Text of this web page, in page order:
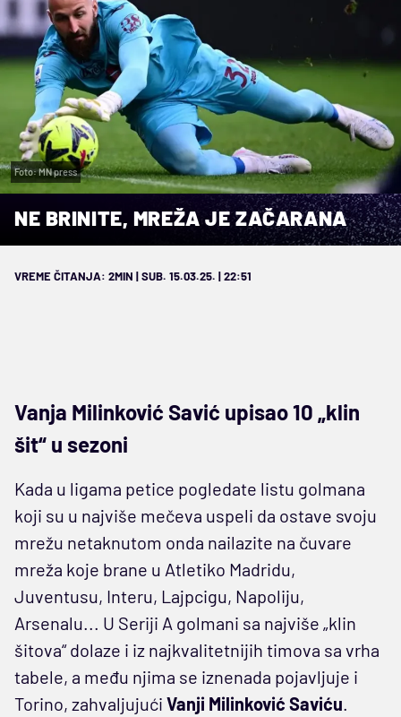
Foto: MN press
NE BRINITE, MREŽA JE ZAČARANA
VREME ČITANJA: 2MIN | SUB. 15.03.25. | 22:51
Vanja Milinković Savić upisao 10 „klin
šit“ u sezoni
Kada u ligama petice pogledate listu golmana
koji su u najviše mečeva uspeli da ostave svoju
mrežu netaknutom onda nailazite na čuvare
mreža koje brane u Atletiko Madridu,
Juventusu, Interu, Lajpcigu, Napoliju,
Arsenalu... U Seriji A golmani sa najviše „klin
šitova“ dolaze i iz najkvalitetnijih timova sa vrha
tabele, a među njima se iznenada pojavljuje i
Torino, zahvaljujući Vanji Milinković Saviću.